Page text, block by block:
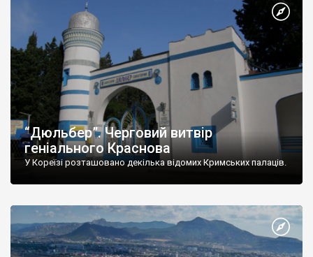
“Дюльбер”. Черговий витвір
геніального Краснова
У Кореїзі розташовано декілька відомих Кримських палаців.